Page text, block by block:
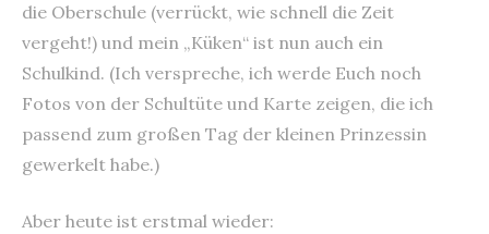
die Oberschule (verrückt, wie schnell die Zeit
vergeht!) und mein „Küken“ ist nun auch ein
Schulkind. (Ich verspreche, ich werde Euch noch
Fotos von der Schultüte und Karte zeigen, die ich
passend zum großen Tag der kleinen Prinzessin
gewerkelt habe.)
Aber heute ist erstmal wieder: